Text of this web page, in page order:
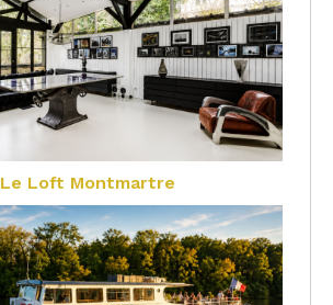
Le Loft Montmartre